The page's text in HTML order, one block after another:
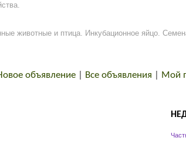
животные и птица. Инкубационное яйцо.
объявление Все объявления Мой